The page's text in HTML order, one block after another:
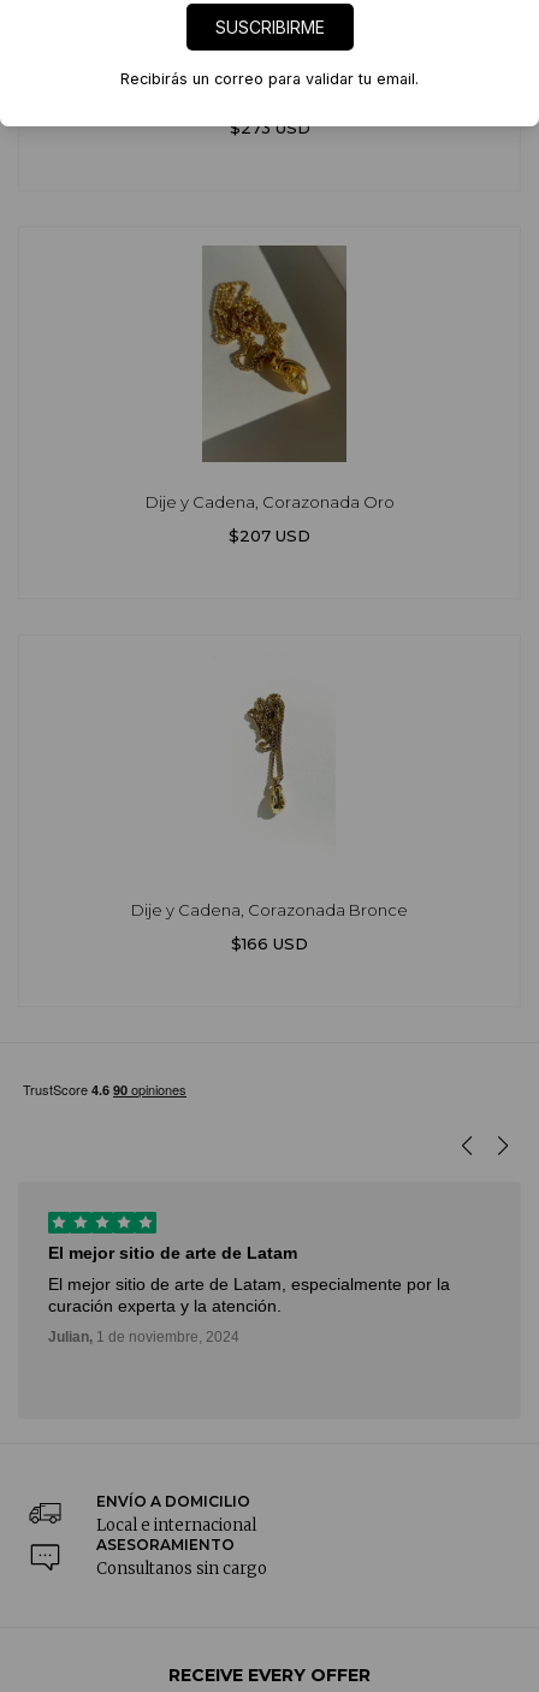
Dije y Cadena, Corazonada Plata
$273 USD
Dije y Cadena, Corazonada Oro
$207 USD
Dije y Cadena, Corazonada Bronce
$166 USD
El mejor sitio de arte de Latam
El mejor sitio de arte de Latam, especialmente por la
curación experta y la atención.
Julian, 1 de noviembre, 2024
ENVÍO A DOMICILIO
Local e internacional
ASESORAMIENTO
Consultanos sin cargo
RECEIVE EVERY OFFER
SUSCRIBIRME
Recibirás un correo para validar tu email.